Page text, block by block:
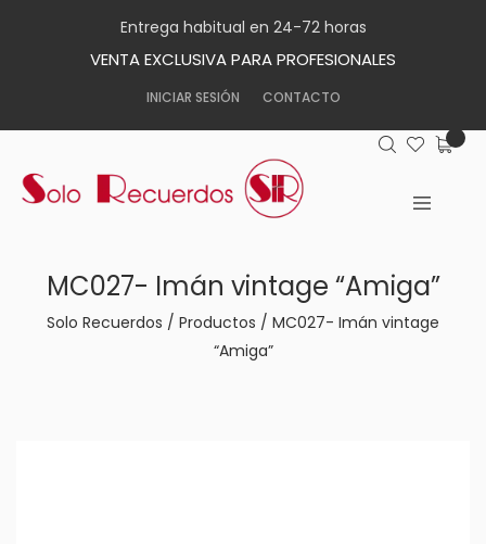
Entrega habitual en 24-72 horas
VENTA EXCLUSIVA PARA PROFESIONALES
INICIAR SESIÓN CONTACTO
MC027- Imán vintage “Amiga”
Solo Recuerdos / Productos / MC027- Imán vintage
“Amiga”